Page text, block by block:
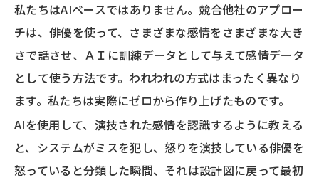
私たちはAIベースではありません。競合他社のアプロー
チは、俳優を使って、さまざまな感情をさまざまな大き
さで話させ、ＡＩに訓練データとして与えて感情データ
として使う方法です。われわれの方式はまったく異なり
ます。私たちは実際にゼロから作り上げたものです。
AIを使用して、演技された感情を認識するように教える
と、システムがミスを犯し、怒りを演技している俳優を
怒っていると分類した瞬間、それは設計図に戻って最初